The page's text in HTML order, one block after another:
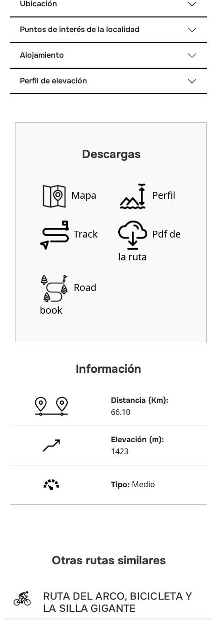
Ubicación
Puntos de interés de la localidad
Alojamiento
Perfil de elevación
Descargas
Mapa Perfil
Track
Pdf de
la ruta
Road
book
Información
Distancia (Km):
66.10
Elevación (m):
1423
Tipo: Medio
Otras rutas similares
RUTA DEL ARCO, BICICLETA Y
LA SILLA GIGANTE